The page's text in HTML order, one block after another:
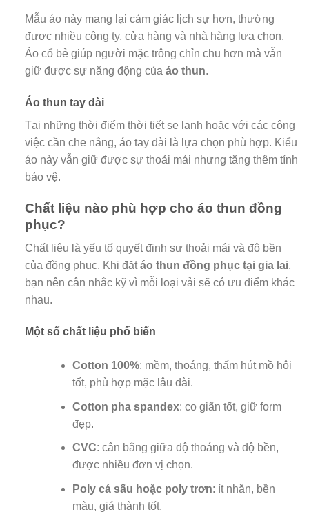
Mẫu áo này mang lại cảm giác lịch sự hơn, thường
được nhiều công ty, cửa hàng và nhà hàng lựa chọn.
Áo cổ bẻ giúp người mặc trông chỉn chu hơn mà vẫn
giữ được sự năng động của áo thun.
Áo thun tay dài
Tại những thời điểm thời tiết se lạnh hoặc với các công
việc cần che nắng, áo tay dài là lựa chọn phù hợp. Kiểu
áo này vẫn giữ được sự thoải mái nhưng tăng thêm tính
bảo vệ.
Chất liệu nào phù hợp cho áo thun đồng
phục?
Chất liệu là yếu tố quyết định sự thoải mái và độ bền
của đồng phục. Khi đặtáo thun đồng phục tại gia lai,
bạn nên cân nhắc kỹ vì mỗi loại vải sẽ có ưu điểm khác
nhau.
Một số chất liệu phổ biến
Cotton 100%: mềm, thoáng, thấm hút mồ hôi
tốt, phù hợp mặc lâu dài.
Cotton pha spandex: co giãn tốt, giữ form
đẹp.
CVC: cân bằng giữa độ thoáng và độ bền,
được nhiều đơn vị chọn.
Poly cá sấu hoặc poly trơn: ít nhăn, bền
màu, giá thành tốt.